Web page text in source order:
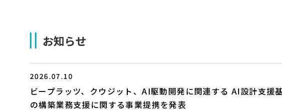
お知らせ
2026.07.10
ビープラッツ、クウジット、AI駆動開発に関連する AI設計支援
の構築業務支援に関する事業提携を発表